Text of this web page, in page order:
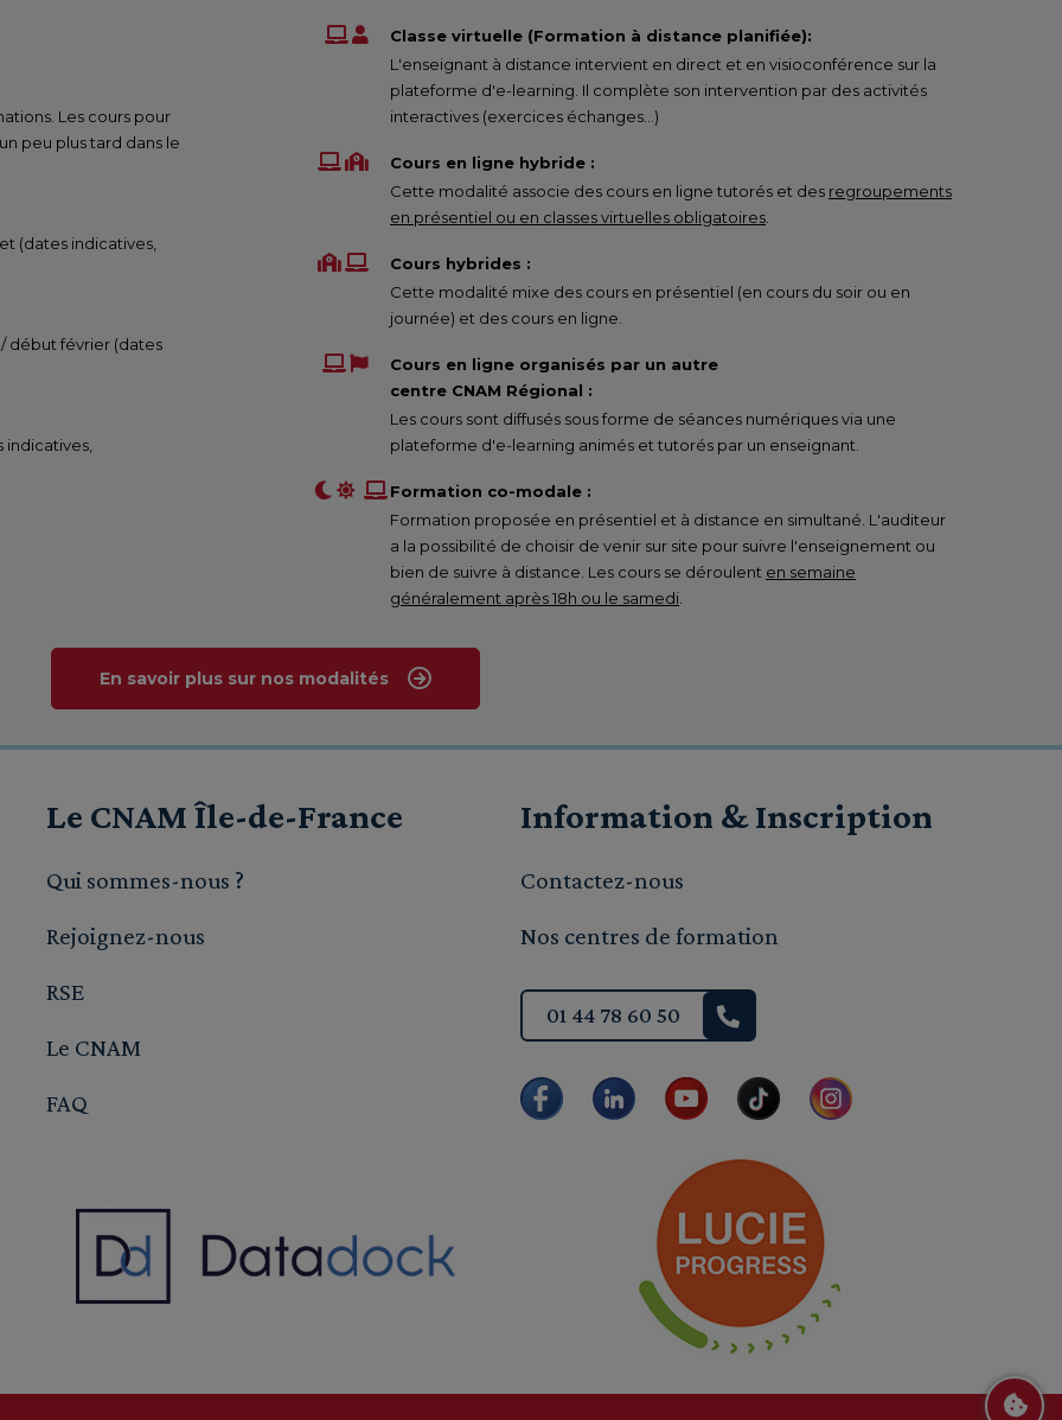
Les cours pour
peu plus tard dans le
(dates indicatives,
début février (dates
Classe virtuelle (Formation à distance planifiée):
L'enseignant à distance intervient en direct et en visioconférence sur la
plateforme d'e-learning. Il complète son intervention par des activités
interactives (exercices échanges…)
Cours en ligne hybride :
Cette modalité associe des cours en ligne tutorés et des regroupements
en présentiel ou en classes virtuelles obligatoires
Cours hybrides :
Cette modalité mixe des cours en présentiel (en cours du soir ou en
journée) et des cours en ligne.
Cours en ligne organisés par un autre
centre CNAM Régional :
Les cours sont diffusés sous forme de séances numériques via une
plateforme d'e-learning animés et tutorés par un enseignant.
Formation co-modale :
Formation proposée en présentiel et à distance en simultané. L'auditeur
a la possibilité de choisir de venir sur site pour suivre l'enseignement ou
bien de suivre à distance. Les cours se déroulent en semaine
généralement après 18h ou le samedi
En savoir plus sur nos modalités
Le CNAM Île-de-France
Qui sommes-nous ?
Rejoignez-nous
RSE
Le CNAM
FAQ
Information & Inscription
Contactez-nous
Nos centres de formation
01 44 78 60 50